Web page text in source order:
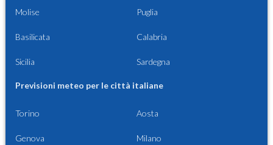
Molise Puglia
Basilicata Calabria
Sicilia Sardegna
Previsioni meteo per le città italiane
Torino Aosta
Genova Milano